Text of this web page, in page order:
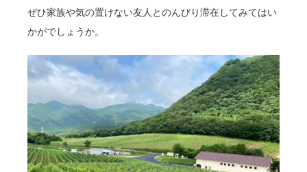
ぜひ家族や気の置けない友人とのんびり滞在してみてはい
かがでしょうか。